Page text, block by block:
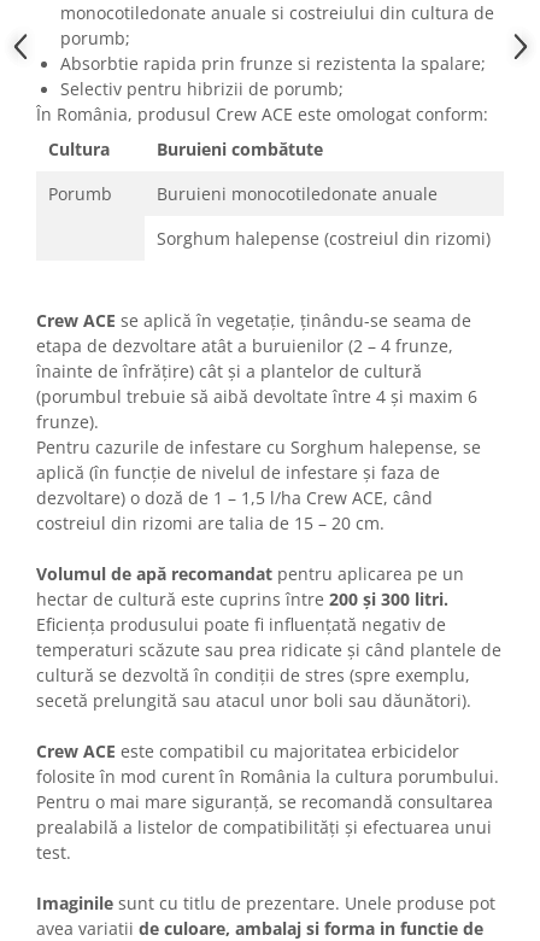
monocotiledonate anuale si costreiului din cultura de
porumb;
Absorbtie rapida prin frunze si rezistenta la spalare;
Selectiv pentru hibrizii de porumb;
În România, produsul Crew ACE este omologat conform:
Cultura
Buruieni combătute
Porumb
Buruieni monocotiledonate anuale
Sorghum halepense (costreiul din rizomi)
Crew ACE se aplică în vegetaţie, ţinându-se seama de
etapa de dezvoltare atât a buruienilor (2 – 4 frunze,
înainte de înfrăţire) cât şi a plantelor de cultură
(porumbul trebuie să aibă devoltate între 4 şi maxim 6
frunze).
Pentru cazurile de infestare cu Sorghum halepense, se
aplică (în funcţie de nivelul de infestare şi faza de
dezvoltare) o doză de 1 – 1,5 l/ha Crew ACE, când
costreiul din rizomi are talia de 15 – 20 cm.
Volumul de apă recomandat pentru aplicarea pe un
hectar de cultură este cuprins între 200 şi 300 litri.
Eficienţa produsului poate fi influenţată negativ de
temperaturi scăzute sau prea ridicate şi când plantele de
cultură se dezvoltă în condiţii de stres (spre exemplu,
secetă prelungită sau atacul unor boli sau dăunători).
Crew ACE este compatibil cu majoritatea erbicidelor
folosite în mod curent în România la cultura porumbului.
Pentru o mai mare siguranţă, se recomandă consultarea
prealabilă a listelor de compatibilităţi şi efectuarea unui
test.
Imaginile sunt cu titlu de prezentare. Unele produse pot
avea variatii de culoare, ambalaj si forma in functie de